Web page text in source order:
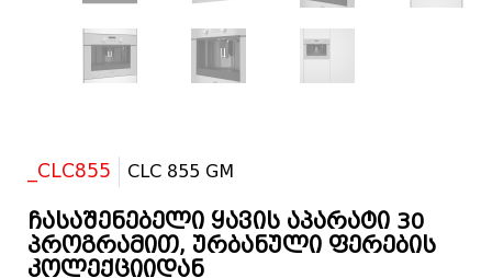
_CLC855 CLC 855 GM
ჩასაშენებელი ყავის აპარატი 30
პროგრამით, ურბანული ფერების
კოლექციიდან